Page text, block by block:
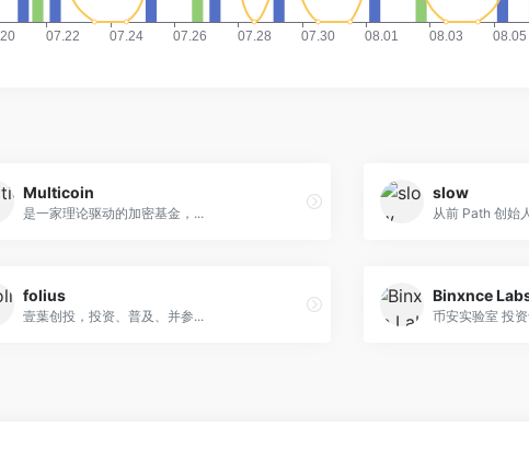
Multicoin
是一家理论驱动的加密基金，...
slow
从前 Path 创始
folius
​壹葉创投，投资、普及、并参...
Binxnce
币安实验室 投